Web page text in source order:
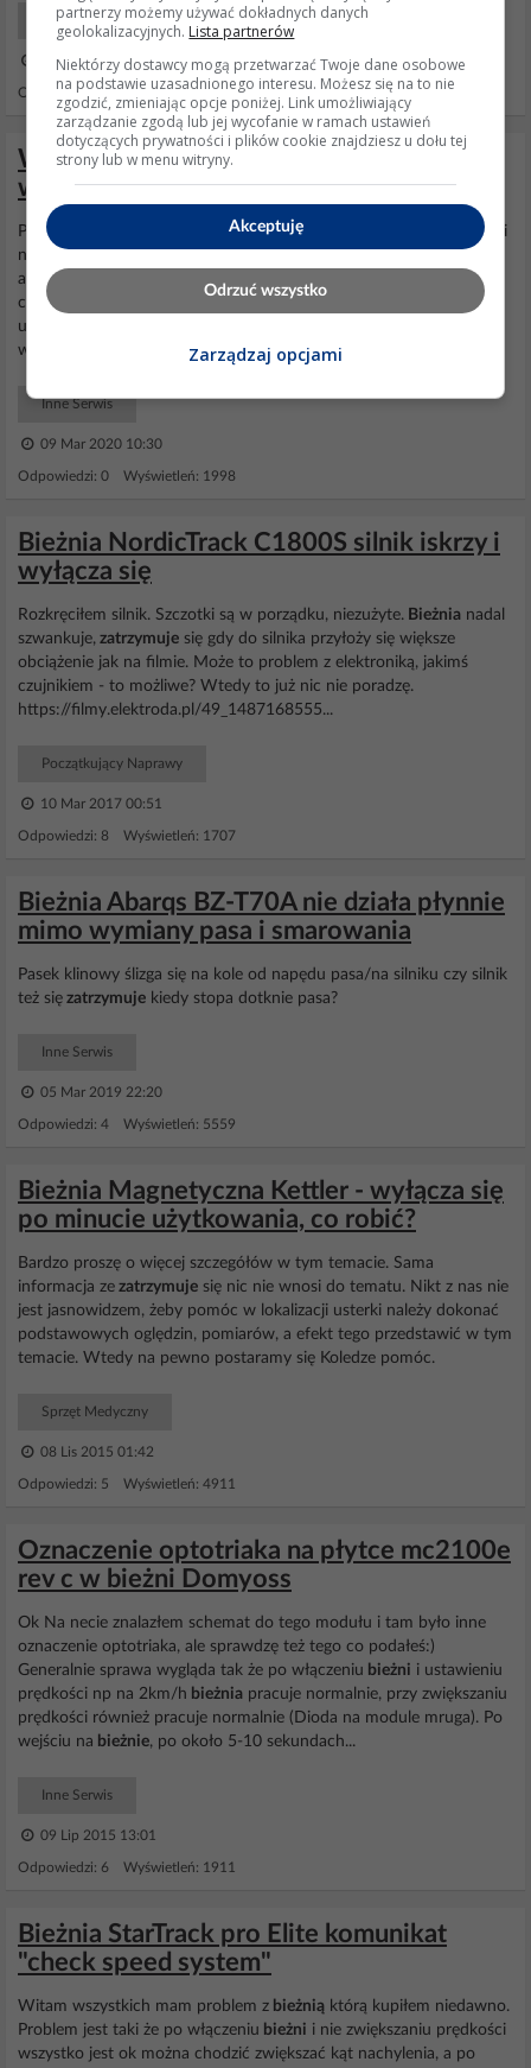
Początkujący Naprawy
26 Sty 2023 11:16
Odpowiedzi: 2 Wyświetleń: 537
WNQ bieżnia - Bieżnia zatrzymuje się i
włącza się safe
Po włączeniu bieżna pracuje około 15 minut potem
się i
na wyświetlaczu pojawia napis safe (tak jak przy włączeniu
awaryjnego stop). Następnie czasem można ją włączyć na chwilę a
czasem od razu wyświetlacz pokazuje safe i nie można jej
uruchomić. Gdy
wyskakuje komunikat safe i piszczy.
Inne Serwis
09 Mar 2020 10:30
Odpowiedzi: 0 Wyświetleń: 1998
Bieżnia NordicTrack C1800S silnik iskrzy i
wyłącza się
Rozkręciłem silnik. Szczotki są w porządku, niezużyte. Bieżnia nadal
szwankuje, zatrzymuje się gdy do silnika przyłoży się większe
obciążenie jak na filmie. Może to problem z elektroniką, jakimś
czujnikiem - to możliwe? Wtedy to już nic nie poradzę.
https://filmy.elektroda.pl/49_1487168555...
Początkujący Naprawy
10 Mar 2017 00:51
Odpowiedzi: 8 Wyświetleń: 1707
Bieżnia Abarqs BZ-T70A nie działa płynnie
mimo wymiany pasa i smarowania
Pasek klinowy ślizga się na kole od napędu pasa/na silniku czy silnik
też się zatrzymuje kiedy stopa dotknie pasa?
Inne Serwis
05 Mar 2019 22:20
Odpowiedzi: 4 Wyświetleń: 5559
Bieżnia Magnetyczna Kettler - wyłącza się
po minucie użytkowania, co robić?
Bardzo proszę o więcej szczegółów w tym temacie. Sama
informacja ze zatrzymuje się nic nie wnosi do tematu. Nikt z nas nie
jest jasnowidzem, żeby pomóc w lokalizacji usterki należy dokonać
podstawowych oględzin, pomiarów, a efekt tego przedstawić w tym
temacie. Wtedy na pewno postaramy się Koledze pomóc.
Sprzęt Medyczny
08 Lis 2015 01:42
Odpowiedzi: 5 Wyświetleń: 4911
Oznaczenie optotriaka na płytce mc2100e
rev c w bieżni Domyoss
Ok Na necie znalazłem schemat do tego modułu i tam było inne
oznaczenie optotriaka, ale sprawdzę też tego co podałeś:)
Generalnie sprawa wygląda tak że po włączeniu bieżni i ustawieniu
prędkości np na 2km/h bieżnia pracuje normalnie, przy zwiększaniu
prędkości również pracuje normalnie (Dioda na module mruga). Po
wejściu na bieżnie, po około 5-10 sekundach...
Inne Serwis
09 Lip 2015 13:01
Odpowiedzi: 6 Wyświetleń: 1911
Bieżnia StarTrack pro Elite komunikat
"check speed system"
Witam wszystkich mam problem z bieżnią którą kupiłem niedawno.
Problem jest taki że po włączeniu bieżni i nie zwiększaniu prędkości
wszystko jest ok można chodzić zwiększać kąt nachylenia, a po
partnerzy możemy używać dokładnych danych
geolokalizacyjnych. Lista partnerów
Niektórzy dostawcy mogą przetwarzać Twoje dane osobowe
na podstawie uzasadnionego interesu. Możesz się na to nie
zgodzić, zmieniając opcje poniżej. Link umożliwiający
zarządzanie zgodą lub jej wycofanie w ramach ustawień
dotyczących prywatności i plików cookie znajdziesz u dołu tej
strony lub w menu witryny.
Akceptuję
Odrzuć wszystko
Zarządzaj opcjami